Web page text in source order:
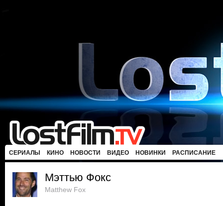
СЕРИАЛЫ КИНО НОВОСТИ ВИДЕО НОВИНКИ РАСПИСАНИЕ
Мэттью Фокс
Matthew Fox